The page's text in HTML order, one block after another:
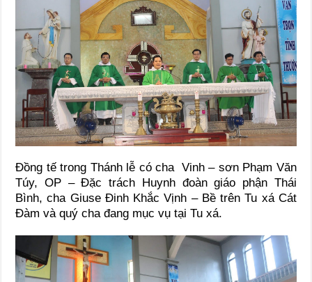
Đồng tế trong Thánh lễ có cha Vinh – sơn Phạm Văn
Túy, OP – Đặc trách Huynh đoàn giáo phận Thái
Bình, cha Giuse Đinh Khắc Vịnh – Bề trên Tu xá Cát
Đàm và quý cha đang mục vụ tại Tu xá.